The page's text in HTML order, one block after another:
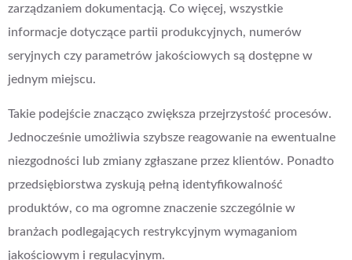
zarządzaniem dokumentacją. Co więcej, wszystkie
informacje dotyczące partii produkcyjnych, numerów
seryjnych czy parametrów jakościowych są dostępne w
jednym miejscu.
Takie podejście znacząco zwiększa przejrzystość procesów.
Jednocześnie umożliwia szybsze reagowanie na ewentualne
niezgodności lub zmiany zgłaszane przez klientów. Ponadto
przedsiębiorstwa zyskują pełną identyfikowalność
produktów, co ma ogromne znaczenie szczególnie w
branżach podlegających restrykcyjnym wymaganiom
jakościowym i regulacyjnym.